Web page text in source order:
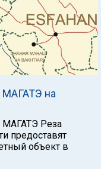
МАГАТЭ на
МАГАТЭ Реза
предоставят
объект в